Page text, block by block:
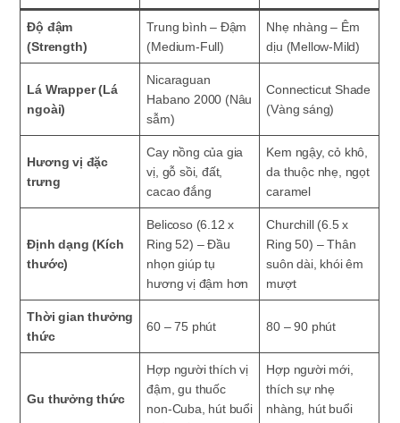
Độ đậm
(Strength)
Trung bình – Đậm
(Medium-Full)
Nhẹ nhàng – Êm
dịu (Mellow-Mild)
Lá Wrapper (Lá
ngoài)
Nicaraguan
Habano 2000 (Nâu
sẫm)
Connecticut Shade
(Vàng sáng)
Hương vị đặc
trưng
Cay nồng của gia
vị, gỗ sồi, đất,
cacao đắng
Kem ngậy, cỏ khô,
da thuộc nhẹ, ngọt
caramel
Định dạng (Kích
thước)
Belicoso (6.12 x
Ring 52) – Đầu
nhọn giúp tụ
hương vị đậm hơn
Churchill (6.5 x
Ring 50) – Thân
suôn dài, khói êm
mượt
Thời gian thưởng
thức
60 – 75 phút 80 – 90 phút
Gu thưởng thức
Hợp người thích vị
đậm, gu thuốc
non-Cuba, hút buổi
Hợp người mới,
thích sự nhẹ
nhàng, hút buổi